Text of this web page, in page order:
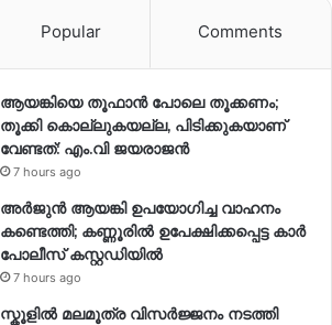
Popular Comments
ആയങ്കിയെ തൂഫാൻ പോലെ തൂക്കണം;
തൂക്കി കൊല്ലുകയല്ല, പിടിക്കുകയാണ്
വേണ്ടത്: എം.വി ജയരാജൻ
7 hours ago
അർജുൻ ആയങ്കി ഉപയോഗിച്ച വാഹനം
കണ്ടെത്തി; കണ്ണൂരിൽ ഉപേക്ഷിക്കപ്പെട്ട കാർ
പോലീസ് കസ്റ്റഡിയിൽ
7 hours ago
സ്കൂളിൽ മലമൂത്ര വിസർജ്ജനം നടത്തി